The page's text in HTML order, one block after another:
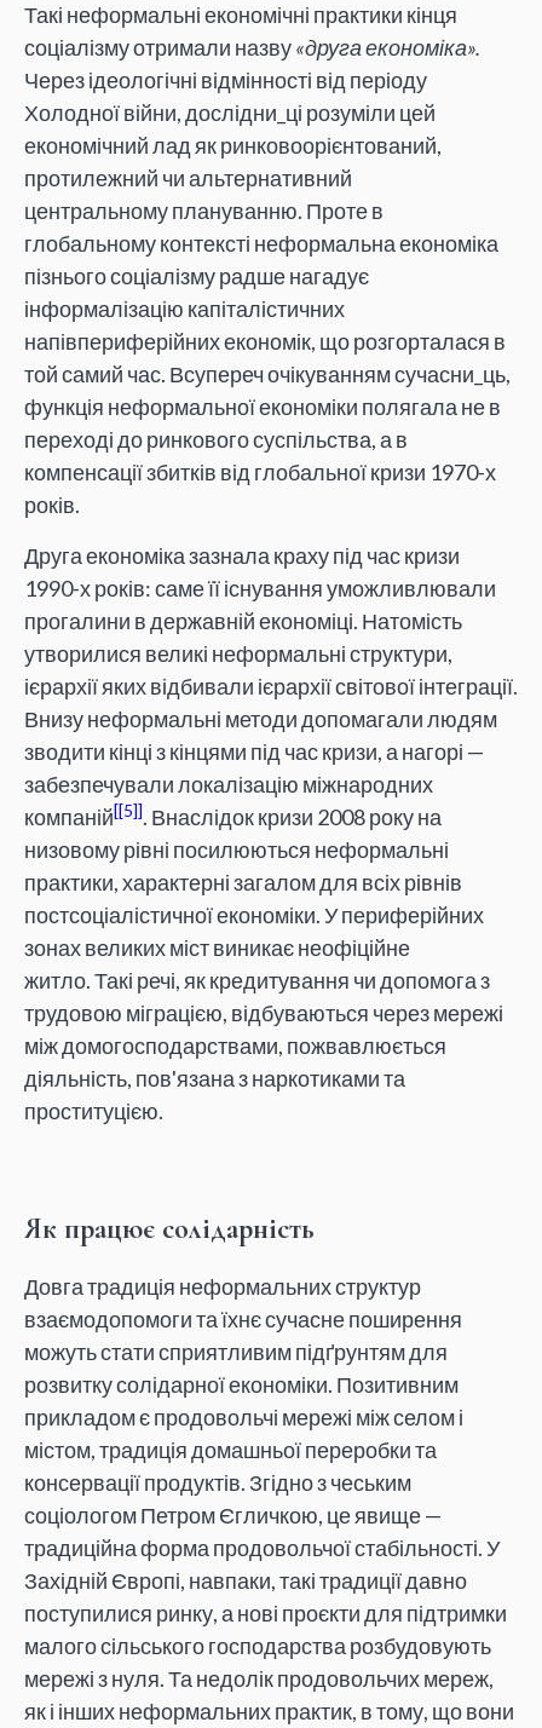
Такі неформальні економічні практики кінця
соціалізму отримали назву«друга економіка».
Через ідеологічні відмінності від періоду
Холодної війни, дослідни_ці розуміли цей
економічний лад як ринковоорієнтований,
протилежний чи альтернативний
центральному плануванню. Проте в
глобальному контексті неформальна економіка
пізнього соціалізму радше нагадує
інформалізацію капіталістичних
напівпериферійних економік, що розгорталася в
той самий час. Всупереч очікуванням сучасни_ць,
функція неформальної економіки полягала не в
переході до ринкового суспільства, а в
компенсації збитків від глобальної кризи 1970-х
років.
Друга економіка зазнала краху під час кризи
1990-х років: саме її існування уможливлювали
прогалини в державній економіці. Натомість
утворилися великі неформальні структури,
ієрархії яких відбивали ієрархії світової інтеграції.
Внизу неформальні методи допомагали людям
зводити кінці з кінцями під час кризи, а нагорі —
забезпечували локалізацію міжнародних
компаній [5] . Внаслідок кризи 2008 року на
низовому рівні посилюються неформальні
практики, характерні загалом для всіх рівнів
постсоціалістичної економіки. У периферійних
зонах великих міст виникає неофіційне
житло. Такі речі, як кредитування чи допомога з
трудовою міграцією, відбуваються через мережі
між домогосподарствами, пожвавлюється
діяльність, пов'язана з наркотиками та
проституцією.
Як працює солідарність
Довга традиція неформальних структур
взаємодопомоги та їхнє сучасне поширення
можуть стати сприятливим підґрунтям для
розвитку солідарної економіки. Позитивним
прикладом є продовольчі мережі між селом і
містом, традиція домашньої переробки та
консервації продуктів. Згідно з чеським
соціологом Петром Єгличкою, це явище —
традиційна форма продовольчої стабільності. У
Західній Європі, навпаки, такі традиції давно
поступилися ринку, а нові проєкти для підтримки
малого сільського господарства розбудовують
мережі з нуля. Та недолік продовольчих мереж,
як і інших неформальних практик, в тому, що вони